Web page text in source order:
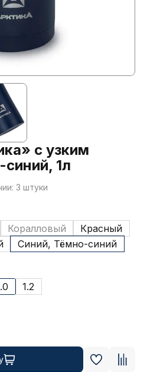
с узким
1л
3 штуки
Коралловый
Красный
Синий, Тёмно-синий
1.2